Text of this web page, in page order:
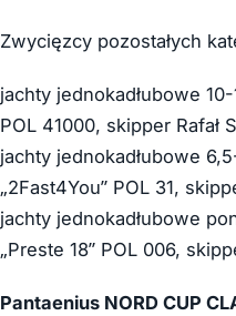
Zwycięzcy pozostałych
jachty jednokadłubowe
POL 41000, skipper Rafał
jachty jednokadłubowe
„2Fast4You” POL 31,
jachty jednokadłubowe
„Preste 18” POL 006,
Pantaenius NORD CUP